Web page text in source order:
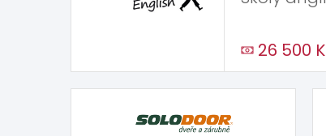
26 500